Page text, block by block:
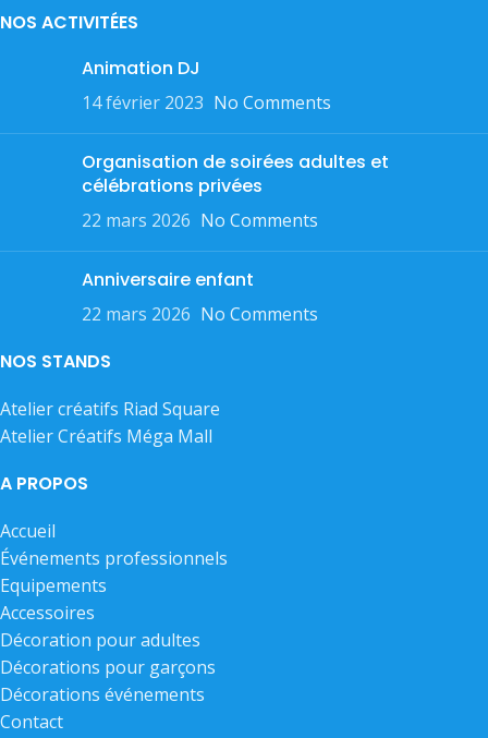
NOS ACTIVITÉES
Animation DJ
14 février 2023 No Comments
Organisation de soirées adultes et
célébrations privées
22 mars 2026 No Comments
Anniversaire enfant
22 mars 2026 No Comments
NOS STANDS
Atelier créatifs Riad Square
Atelier Créatifs Méga Mall
A PROPOS
Accueil
Événements professionnels
Equipements
Accessoires
Décoration pour adultes
Décorations pour garçons
Décorations événements
Contact